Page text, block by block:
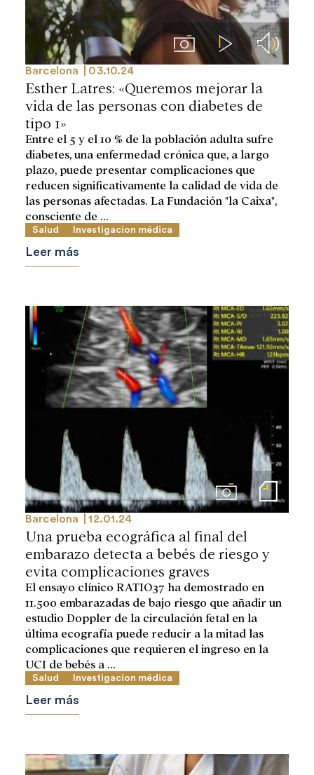
ImágenesVideos Audios
Barcelona 03.10.24
Esther Latres: «Queremos mejorar la
vida de las personas con diabetes de
tipo 1»
Entre el 5 y el 10 % de la población adulta sufre
diabetes, una enfermedad crónica que, a largo
plazo, puede presentar complicaciones que
reducen significativamente la calidad de vida de
las personas afectadas. La Fundación "la Caixa",
consciente de ...
Salud Investigacion médica
Leer más
ImágenesNotas de prensa
Barcelona 12.01.24
Una prueba ecográfica al final del
embarazo detecta a bebés de riesgo y
evita complicaciones graves
El ensayo clínico RATIO37 ha demostrado en
11.500 embarazadas de bajo riesgo que añadir un
estudio Doppler de la circulación fetal en la
última ecografía puede reducir a la mitad las
complicaciones que requieren el ingreso en la
UCI de bebés a ...
Salud Investigacion médica
Leer más